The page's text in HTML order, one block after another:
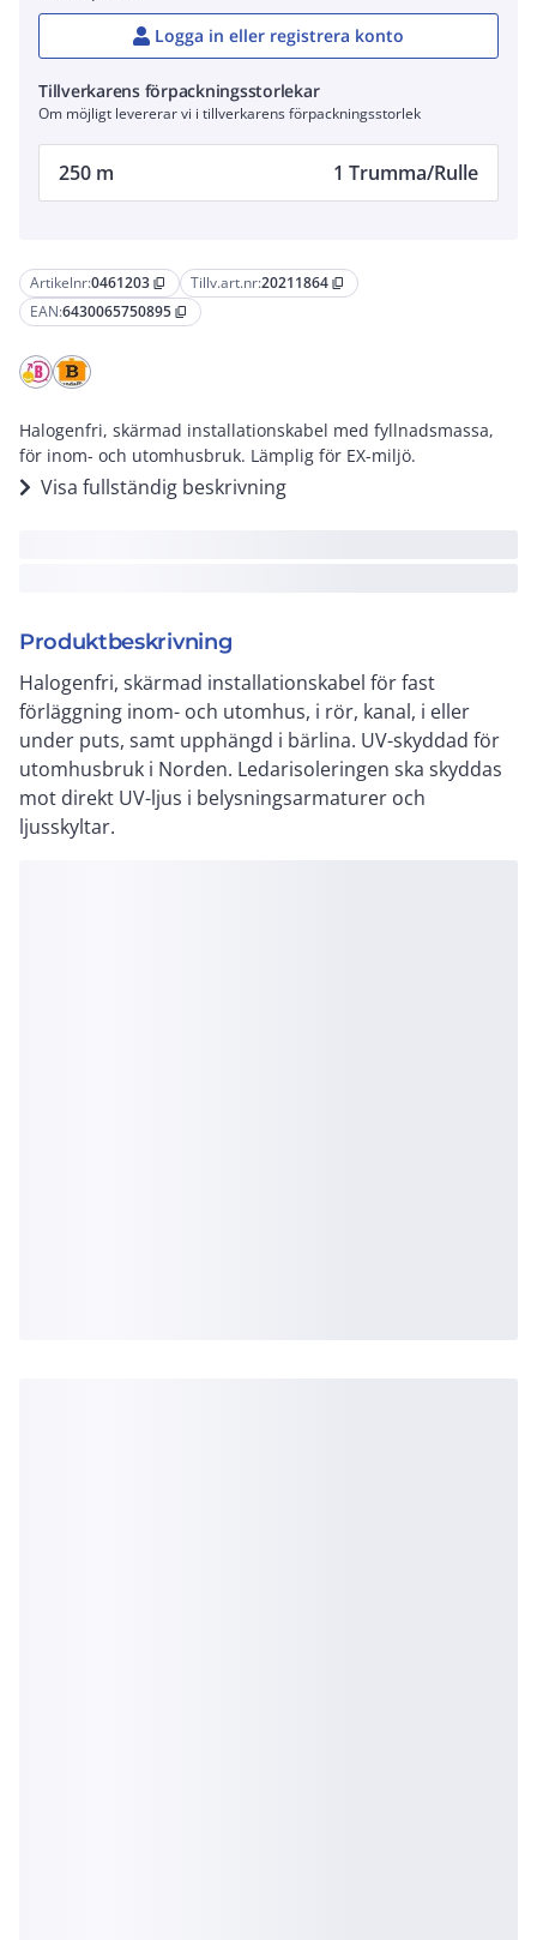
Artikelnr:0461203 content_copy Tillv.art.nr:20211864 content_copy
EAN:6430065750895 content_copy
Halogenfri, skärmad installationskabel med fyllnadsmassa,
för inom- och utomhusbruk. Lämplig för EX-miljö.
Visa fullständig beskrivning
Produktbeskrivning
Halogenfri, skärmad installationskabel för fast
förläggning inom- och utomhus, i rör, kanal, i eller
under puts, samt upphängd i bärlina. UV-skyddad för
utomhusbruk i Norden. Ledarisoleringen ska skyddas
mot direkt UV-ljus i belysningsarmaturer och
ljusskyltar.
Logga in eller registrera konto
Tillverkarens förpackningsstorlekar
Om möjligt levererar vi i tillverkarens förpackningsstorlek
250 m 1 Trumma/Rulle